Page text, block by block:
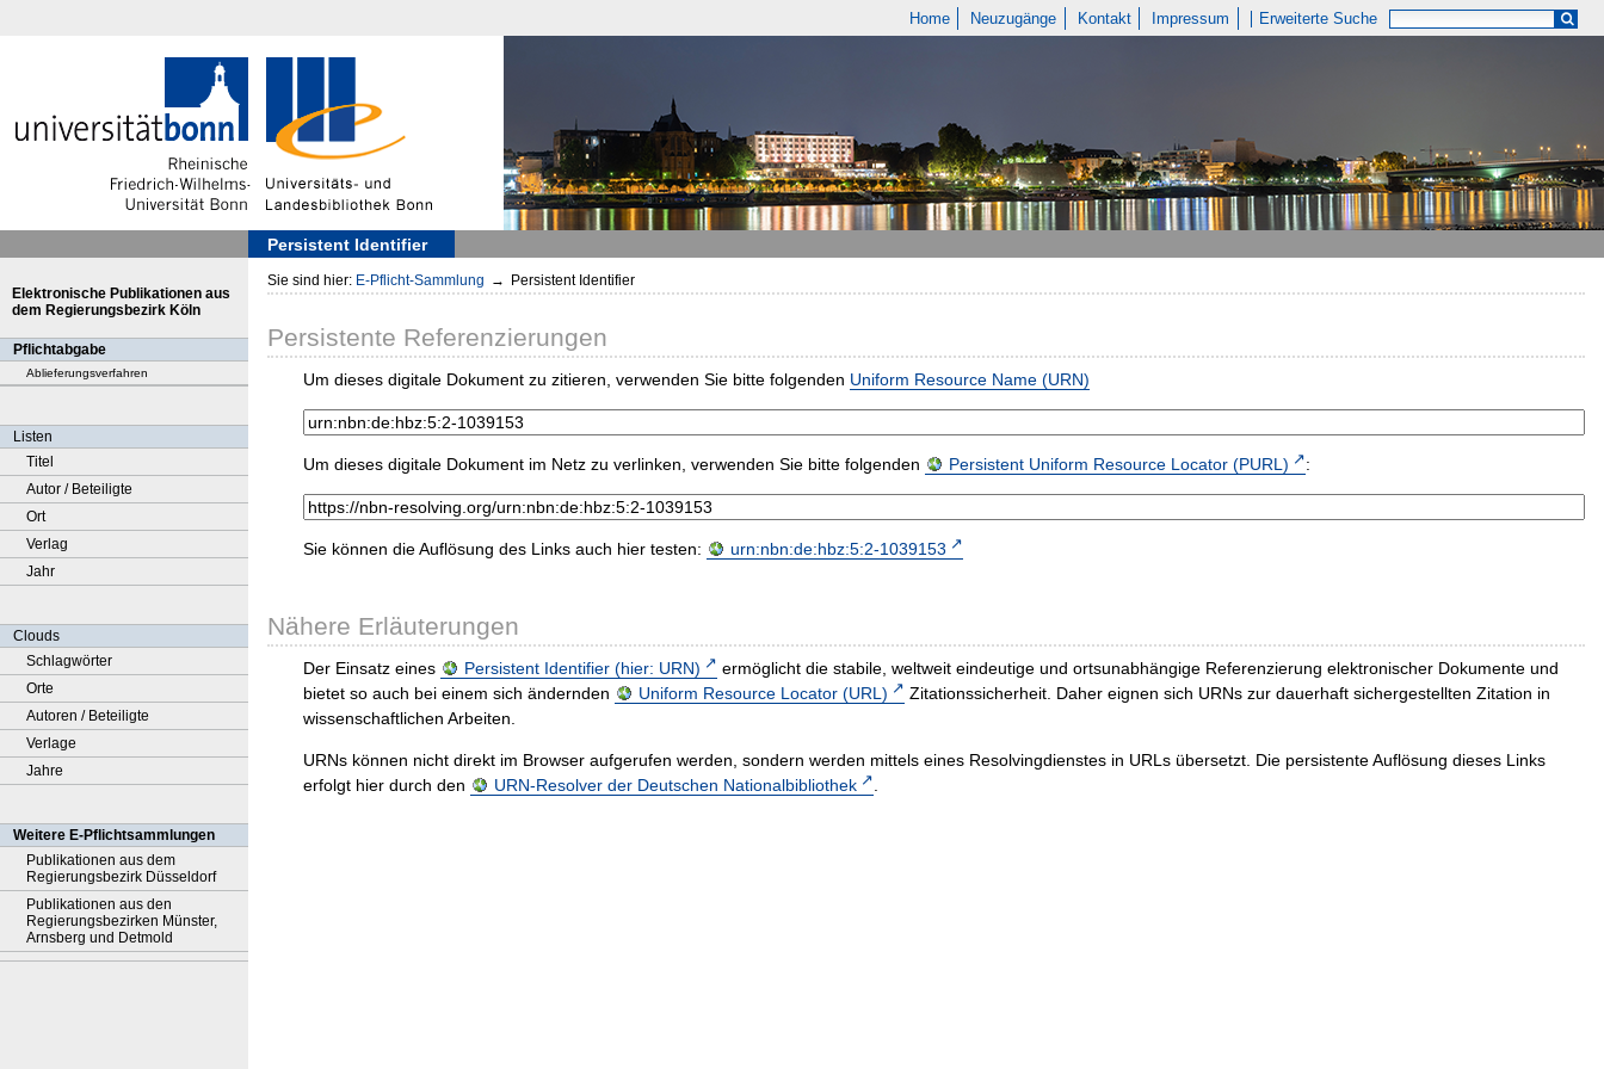
Home Neuzugänge Kontakt Impressum Erweiterte Suche
Persistent Identifier
Elektronische Publikationen aus
dem Regierungsbezirk Köln
Pflichtabgabe
Ablieferungsverfahren
Listen
Titel
Autor / Beteiligte
Ort
Verlag
Jahr
Clouds
Schlagwörter
Orte
Autoren / Beteiligte
Verlage
Jahre
Weitere E-Pflichtsammlungen
Publikationen aus dem
Regierungsbezirk Düsseldorf
Publikationen aus den
Regierungsbezirken Münster,
Arnsberg und Detmold
Sie sind hier: E-Pflicht-Sammlung → Persistent Identifier
Persistente Referenzierungen
Um dieses digitale Dokument zu zitieren, verwenden Sie bitte folgenden Uniform Resource Name (URN)
Um dieses digitale Dokument im Netz zu verlinken, verwenden Sie bitte folgenden Persistent Uniform Resource Locator (PURL) :
Sie können die Auflösung des Links auch hier testen: urn:nbn:de:hbz:5:2-1039153
Nähere Erläuterungen
Der Einsatz eines Persistent Identifier (hier: URN)
ermöglicht die stabile, weltweit eindeutige und ortsunabhängige Referenzierung elektronischer Dokumente und
bietet so auch bei einem sich ändernden
Uniform Resource Locator (URL)
Zitationssicherheit. Daher eignen sich URNs zur dauerhaft sichergestellten Zitation in
wissenschaftlichen Arbeiten.
URNs können nicht direkt im Browser aufgerufen werden, sondern werden mittels eines Resolvingdienstes in URLs übersetzt. Die persistente Auflösung dieses Links
erfolgt hier durch den
URN-Resolver der Deutschen Nationalbibliothek .